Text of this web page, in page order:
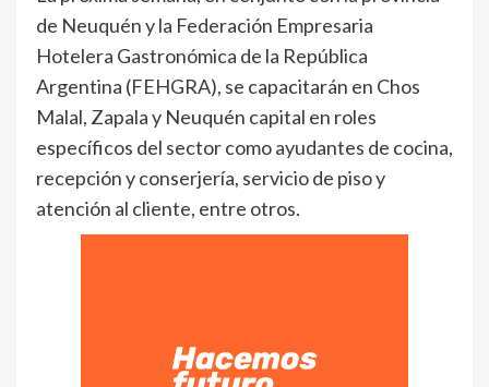
de Neuquén y la Federación Empresaria
Hotelera Gastronómica de la República
Argentina (FEHGRA), se capacitarán en Chos
Malal, Zapala y Neuquén capital en roles
específicos del sector como ayudantes de cocina,
recepción y conserjería, servicio de piso y
atención al cliente, entre otros.